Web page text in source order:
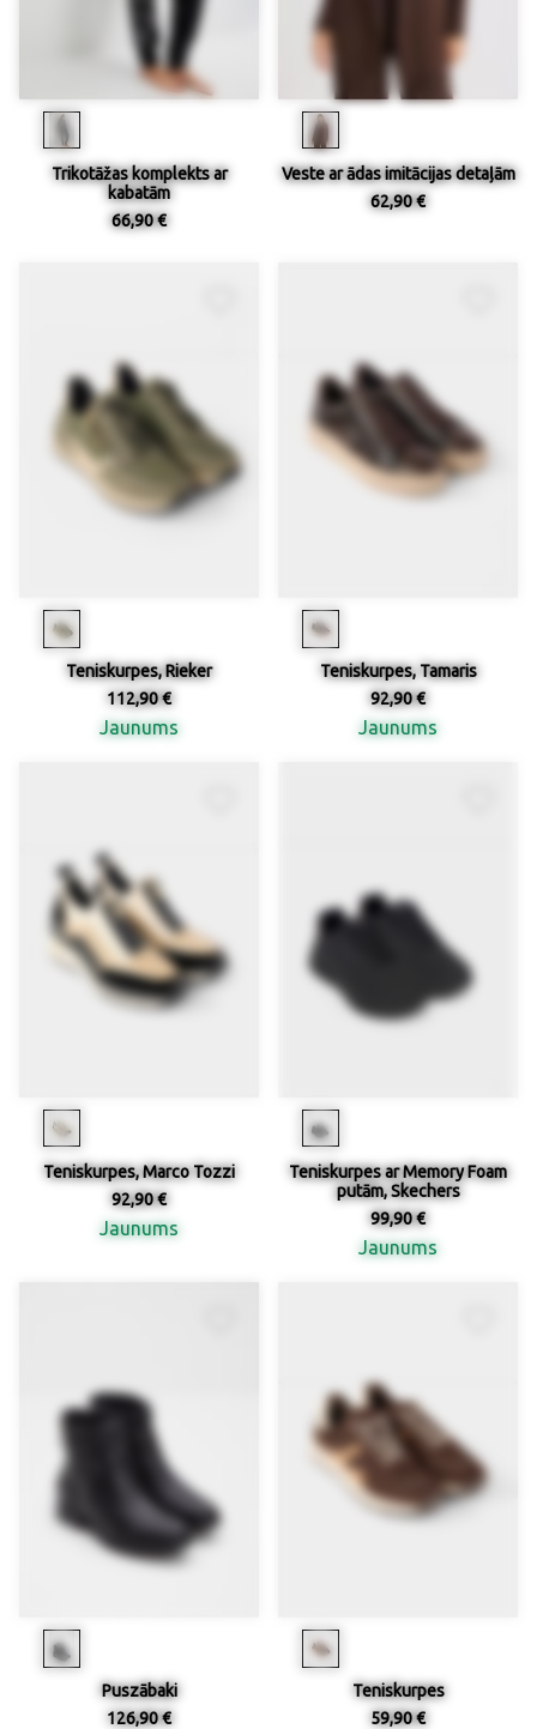
Trikotāžas komplekts ar
kabatām
66,90 €
Veste ar ādas imitācijas detaļām
62,90 €
Teniskurpes, Rieker
112,90 €
Jaunums
Teniskurpes, Tamaris
92,90 €
Jaunums
Teniskurpes, Marco Tozzi
92,90 €
Jaunums
Teniskurpes ar Memory Foam
putām, Skechers
99,90 €
Jaunums
Puszābaki
126,90 €
Teniskurpes
59,90 €